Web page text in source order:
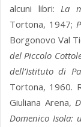
alcuni libri:La
Tortona, 1947;
Borgonovo Val
del Piccolo
dell’Istituto di
Tortona, 1960.
Giuliana Arena,
Domenico Isola: